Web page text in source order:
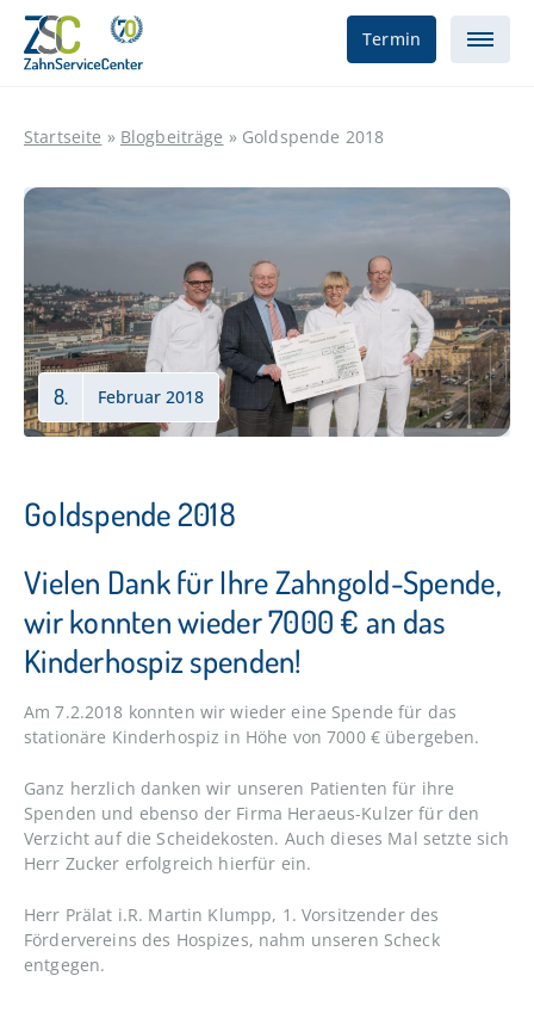
Termin
Startseite » Blogbeiträge » Goldspende 2018
8. Februar 2018
Goldspende 2018
Vielen Dank für Ihre Zahngold-Spende,
wir konnten wieder 7000 € an das
Kinderhospiz spenden!
Am 7.2.2018 konnten wir wieder eine Spende für das
stationäre Kinderhospiz in Höhe von 7000 € übergeben.
Ganz herzlich danken wir unseren Patienten für ihre
Spenden und ebenso der Firma Heraeus-Kulzer für den
Verzicht auf die Scheidekosten. Auch dieses Mal setzte sich
Herr Zucker erfolgreich hierfür ein.
Herr Prälat i.R. Martin Klumpp, 1. Vorsitzender des
Fördervereins des Hospizes, nahm unseren Scheck
entgegen.